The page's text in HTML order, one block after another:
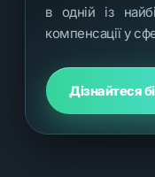
в одній із
компенсації у
Дізнайтеся